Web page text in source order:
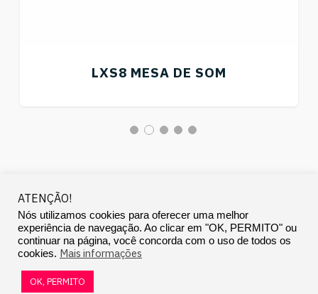
LXS8 MESA DE SOM
Copyright © 2026 Landscape Audio Systems
ATENÇÃO!
Nós utilizamos cookies para oferecer uma melhor
experiência de navegação. Ao clicar em "OK, PERMITO" ou
continuar na página, você concorda com o uso de todos os
cookies. Mais informações
OK, PERMITO